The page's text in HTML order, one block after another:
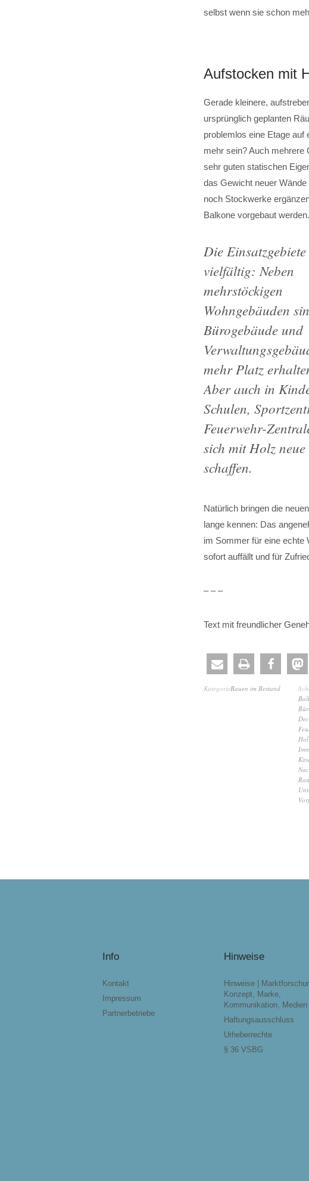
selbst wenn sie schon
Aufstocken mit
Gerade kleinere,
ursprünglich geplanten
problemlos eine Etage
mehr sein? Auch
sehr guten statischen
das Gewicht neuer
noch Stockwerke
Balkone vorgebaut
Die
vielfältig: Neben
mehrstöckigen
Wohngebäuden
Bürogebäude und
mehr Platz
Aber auch in
Schulen,
Feuerwehr-
sich mit Holz
schaffen.
Natürlich bringen die
lange kennen: Das
im Sommer für eine echte
sofort auffällt und für
– – –
Text mit freundlicher
KategorieBauen im Bestand
Info
Kontakt
Impressum
Partnerbetriebe
Hinweise
Hinweise |
Konzept, Marke,
Kommunikation, Medien
Haftungsausschluss
Urheberrechte
§ 36 VSBG